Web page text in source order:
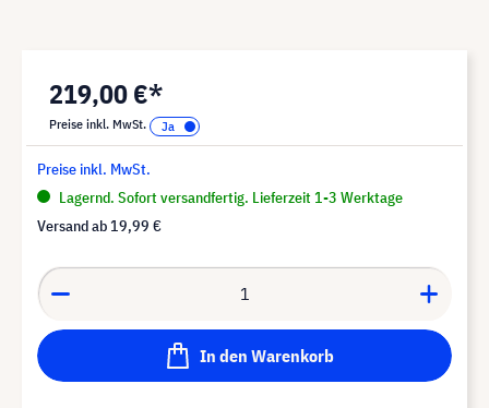
219,00 €*
Preise inkl. MwSt.
Preise inkl. MwSt.
Lagernd. Sofort versandfertig. Lieferzeit 1-3 Werktage
Versand ab 19,99 €
In den Warenkorb